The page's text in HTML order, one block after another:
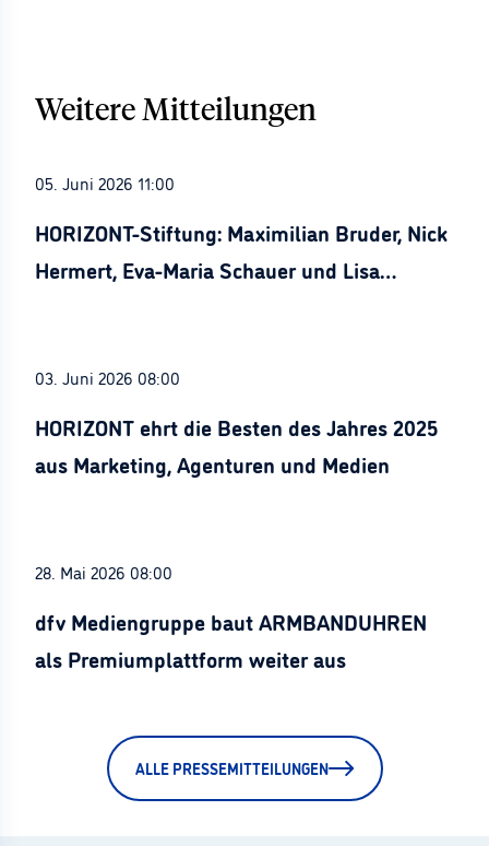
Weitere Mitteilungen
05. Juni 2026 11:00
HORIZONT-Stiftung: Maximilian Bruder, Nick
Hermert, Eva-Maria Schauer und Lisa
03. Juni 2026 08:00
HORIZONT ehrt die Besten des Jahres 2025
aus Marketing, Agenturen und Medien
28. Mai 2026 08:00
dfv Mediengruppe baut ARMBANDUHREN
als Premiumplattform weiter aus
ALLE PRESSEMITTEILUNGEN